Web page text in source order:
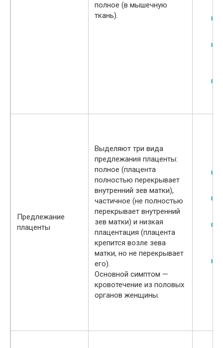
полное (в мышечную
ткань).
Предлежание
плаценты
Выделяют три вида
предлежания плаценты:
полное (плацента
полностью перекрывает
внутренний зев матки),
частичное (не полностью
перекрывает внутренний
зев матки) и низкая
плацентация (плацента
крепится возле зева
матки, но не перекрывает
его).
Основной симптом —
кровотечение из половых
органов женщины.